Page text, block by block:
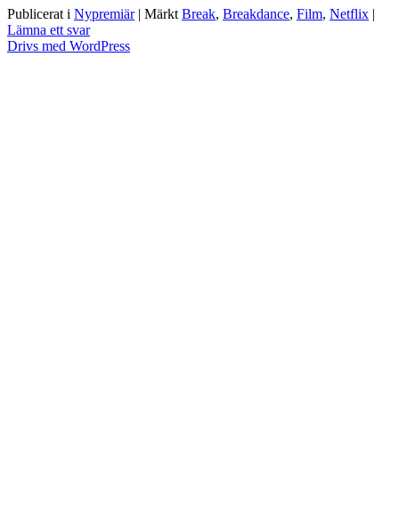
Publicerat i Nypremiär | Märkt Break, Breakdance, Film, Netflix |
Lämna ett svar
Drivs med WordPress